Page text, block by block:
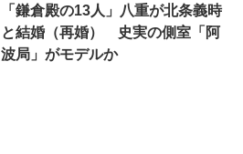
「鎌倉殿の13人」八重が北条義時
と結婚（再婚） 史実の側室「阿
波局」がモデルか